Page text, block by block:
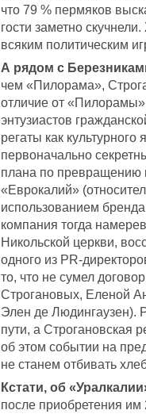
что 79 % пермяков
гости заметно
всяким политическим
А рядом с
чем «Пилорама»,
отличие от
энтузиастов
регаты как
первоначально
плана по превращению
«Еврокалий»
использованием
компания тогда
Никольской церкви,
одного из PR-
то, что не сумел
Строгановых, Еленой
Элен де Людингаузен).
пути, а Строгановская
об этом событии на
не станем отбивать
Кстати, об
после приобретения